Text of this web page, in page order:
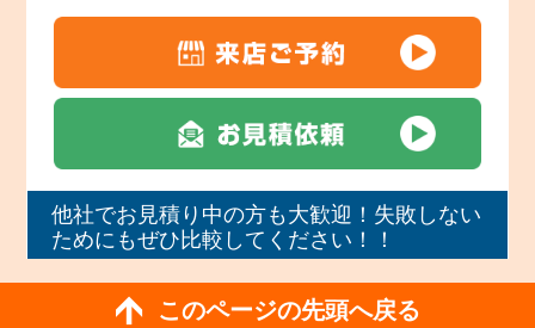
他社でお見積り中の方も大歓迎！失敗しない
ためにもぜひ比較してください！！
このページの先頭へ戻る